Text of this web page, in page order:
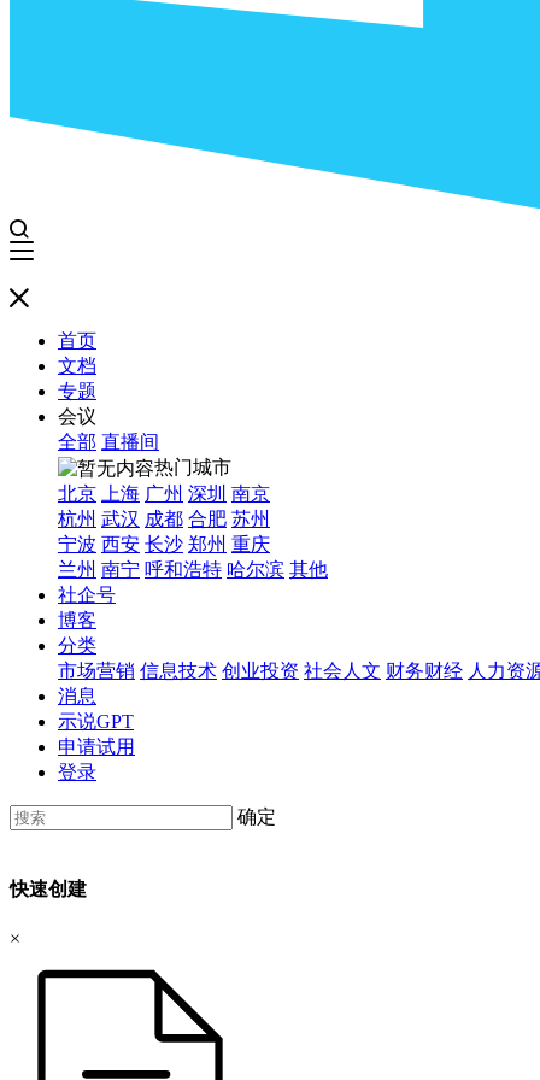
首页
文档
专题
会议
全部 直播间
热门城市
北京
上海 广州 深圳 南京
杭州 武汉 成都 合肥 苏州
宁波 西安 长沙 郑州 重庆
兰州 南宁 呼和浩特 哈尔滨 其他
社企号
博客
分类
市场营销 信息技术 创业投资 社会人文 财务财经 人力资
消息
示说GPT
申请试用
登录
确定
快速创建
×